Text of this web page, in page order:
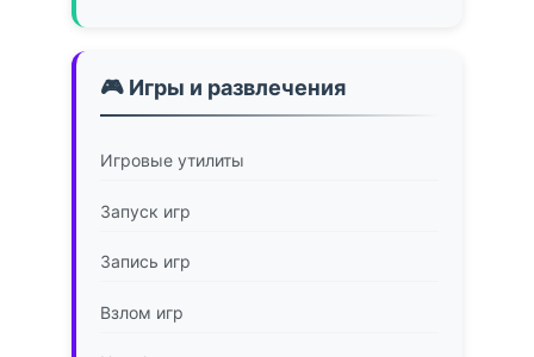
🎮 Игры и развлечения
Игровые утилиты
Запуск игр
Запись игр
Взлом игр